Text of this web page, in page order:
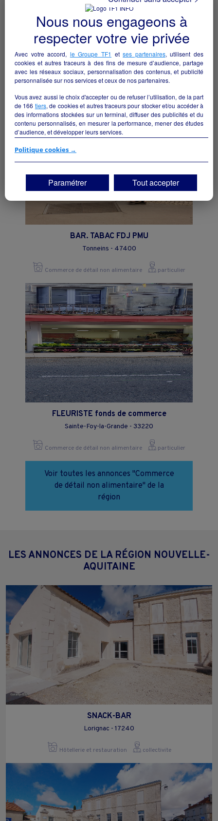
Fleuriste décoration
Lavardac - 47230
BAR. TABAC FDJ PMU
Tonneins - 47400
Commerce de détail non alimentaire particulier
FLEURISTE fonds de commerce
Sainte-Foy-la-Grande - 33220
Commerce de détail non alimentaire particulier
Voir toutes les annonces "Commerce
de détail non alimentaire" de la
région
LES ANNONCES DE LA RÉGION NOUVELLE-
AQUITAINE
SNACK-BAR
Lorignac - 17240
Hôtellerie et restauration collectivite
Nous nous engageons à
respecter votre vie privée
Avec votre accord, le Groupe TF1 etses partenaires, utilisent des
cookies et autres traceurs à des fins de mesure d’audience, partage
avec les réseaux sociaux, personnalisation des contenus, et publicité
personnalisée sur nos services et ceux de nos partenaires.
Vous avez aussi le choix d'accepter ou de refuser l’utilisation, de la part
de 166 tiers, de cookies et autres traceurs pour stocker et/ou accéder à
des informations stockées sur un terminal, diffuser des publicités et du
contenu personnalisés, en mesurer la performance, mener des études
d’audience, et développer leurs services.
Si vous continuez sans accepter, les fonctionnalités liées à la
vos centres d'intérêt. Seuls lescookies/traceurs techniquesseront
déposés et lus sur votre terminal.
Vous pouvez exprimer vos choix en cliquant sur "Tout accepter",
"Continuer sans accepter" ou "Paramétrer", et les modifier à tout
page.
Politique cookies →
Paramétrer Tout accepter